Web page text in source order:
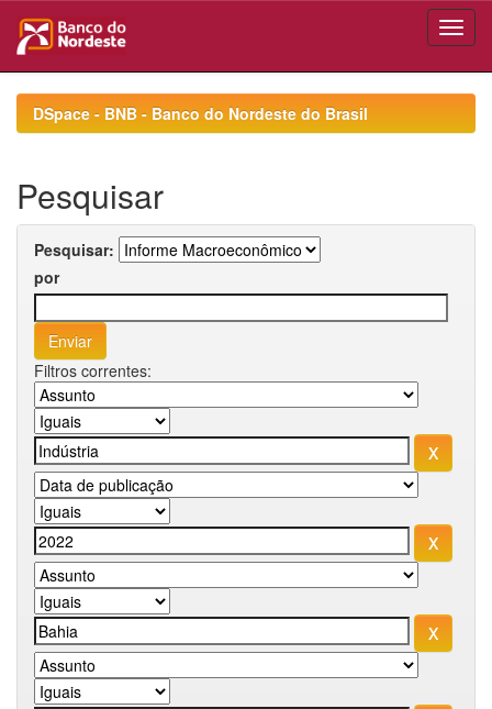
navigationDSpace - BNB - Banco do Nordeste do Brasil
Pesquisar
Pesquisar:
por
Filtros correntes: